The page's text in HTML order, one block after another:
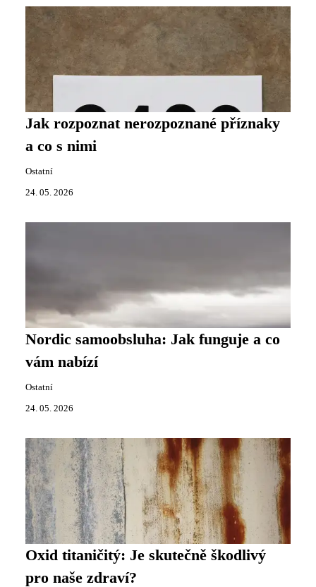
Jak rozpoznat nerozpoznané příznaky
a co s nimi
Ostatní
24. 05. 2026
Nordic samoobsluha: Jak funguje a co
vám nabízí
Ostatní
24. 05. 2026
Oxid titaničitý: Je skutečně škodlivý
pro naše zdraví?